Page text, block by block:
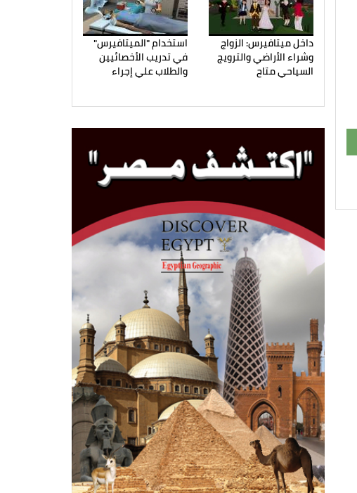
داخل ميتافيرس: الزواج
وشراء الأراضي والترويج
السياحي متاح
استخدام "الميتافيرس"
في تدريب الأخصائيين
والطلاب علي إجراء